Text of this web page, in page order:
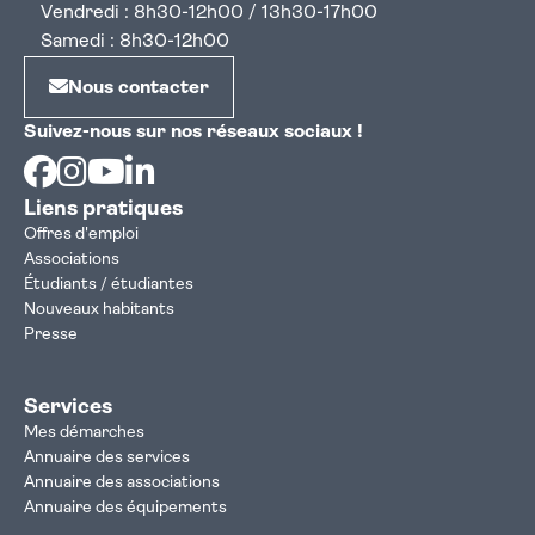
Vendredi : 8h30-12h00 / 13h30-17h00
Samedi : 8h30-12h00
Nous contacter
Suivez-nous sur nos réseaux sociaux !
Facebook
Instagram
Youtube
Liens pratiques
Offres d'emploi
Associations
Étudiants / étudiantes
Nouveaux habitants
Presse
Services
Mes démarches
Annuaire des services
Annuaire des associations
Annuaire des équipements